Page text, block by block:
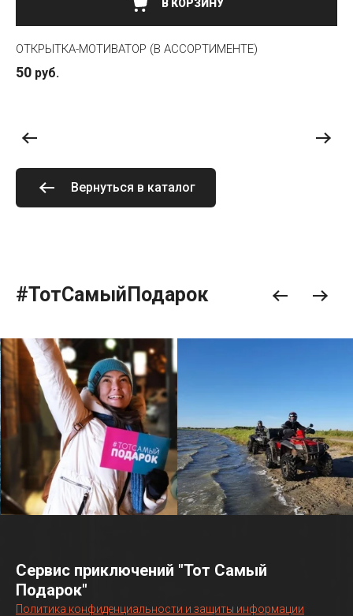
НЕТ В НАЛИЧИИ
ЯЩИК ВПЕЧАТЛЕНИЙ (ДЕРЕВО)
Вернуться в каталог
#ТотСамыйПодарок
Сервис приключений "Тот Самый
Подарок"
Политика конфиденциальности и защиты информации